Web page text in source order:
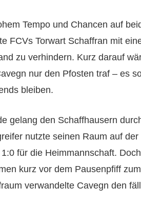
Tempo und Chancen auf
FCVs Torwart Schaffran mit
zu verhindern. Kurz darauf
nur den Pfosten traf – es
bleiben.
gelang den Schaffhausern
nutzte seinen Raum auf
für die Heimmannschaft.
kurz vor dem Pausenpfiff
verwandelte Cavegn den